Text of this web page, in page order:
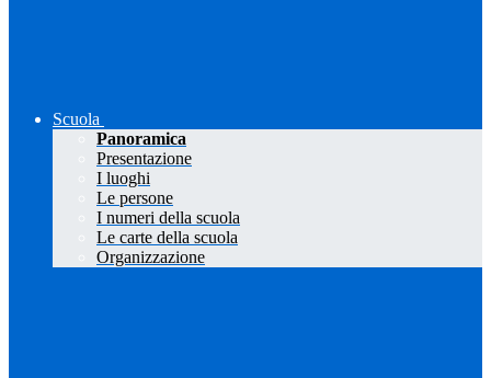
Scuola
Panoramica
Presentazione
I luoghi
Le persone
I numeri della scuola
Le carte della scuola
Organizzazione